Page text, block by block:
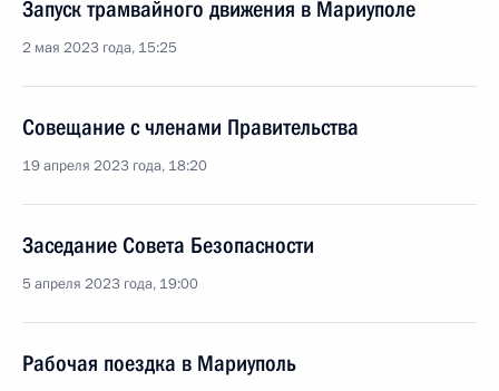
Запуск трамвайного движения в Мариуполе
2 мая 2023 года, 15:25
Совещание с членами Правительства
19 апреля 2023 года, 18:20
Заседание Совета Безопасности
5 апреля 2023 года, 19:00
Рабочая поездка в Мариуполь